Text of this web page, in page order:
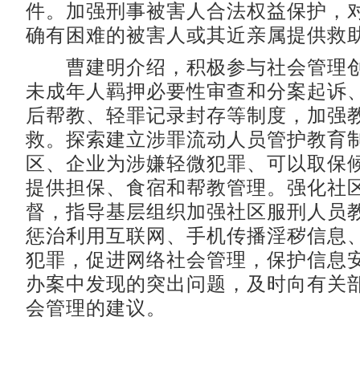
件。加强刑事被害人合法权益保护，
确有困难的被害人或其近亲属提供救
曹建明介绍，积极参与社会管理
未成年人羁押必要性审查和分案起诉
后帮教、轻罪记录封存等制度，加强
救。探索建立涉罪流动人员管护教育
区、企业为涉嫌轻微犯罪、可以取保
提供担保、食宿和帮教管理。强化社
督，指导基层组织加强社区服刑人员
惩治利用互联网、手机传播淫秽信息
犯罪，促进网络社会管理，保护信息
办案中发现的突出问题，及时向有关
会管理的建议。